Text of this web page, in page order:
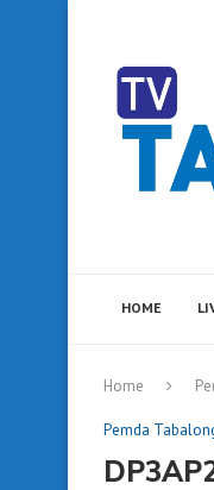
HOME
Home
Pemda